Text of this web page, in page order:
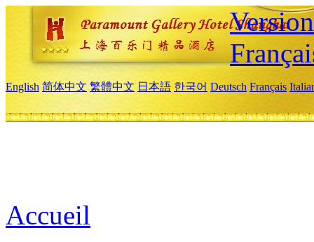
English 简体中文 繁體中文 日本語 한국어 Deutsch Français
Accueil